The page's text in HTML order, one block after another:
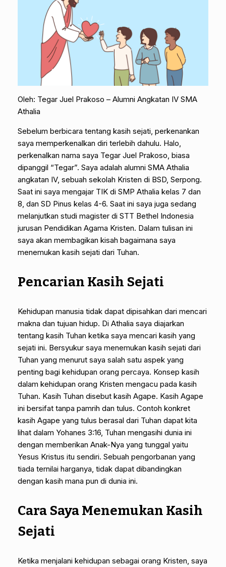
Oleh: Tegar Juel Prakoso – Alumni Angkatan IV SMA
Athalia
Sebelum berbicara tentang kasih sejati, perkenankan
saya memperkenalkan diri terlebih dahulu. Halo,
perkenalkan nama saya Tegar Juel Prakoso, biasa
dipanggil “Tegar”. Saya adalah alumni SMA Athalia
angkatan IV, sebuah sekolah Kristen di BSD, Serpong.
Saat ini saya mengajar TIK di SMP Athalia kelas 7 dan
8, dan SD Pinus kelas 4-6. Saat ini saya juga sedang
melanjutkan studi magister di STT Bethel Indonesia
jurusan Pendidikan Agama Kristen. Dalam tulisan ini
saya akan membagikan kisah bagaimana saya
menemukan kasih sejati dari Tuhan.
Pencarian Kasih Sejati
Kehidupan manusia tidak dapat dipisahkan dari mencari
makna dan tujuan hidup. Di Athalia saya diajarkan
tentang kasih Tuhan ketika saya mencari kasih yang
sejati ini. Bersyukur saya menemukan kasih sejati dari
Tuhan yang menurut saya salah satu aspek yang
penting bagi kehidupan orang percaya. Konsep kasih
dalam kehidupan orang Kristen mengacu pada kasih
Tuhan. Kasih Tuhan disebut kasih Agape. Kasih Agape
ini bersifat tanpa pamrih dan tulus. Contoh konkret
kasih Agape yang tulus berasal dari Tuhan dapat kita
lihat dalam Yohanes 3:16, Tuhan mengasihi dunia ini
dengan memberikan Anak-Nya yang tunggal yaitu
Yesus Kristus itu sendiri. Sebuah pengorbanan yang
tiada ternilai harganya, tidak dapat dibandingkan
dengan kasih mana pun di dunia ini.
Cara Saya Menemukan Kasih
Sejati
Ketika menjalani kehidupan sebagai orang Kristen, saya